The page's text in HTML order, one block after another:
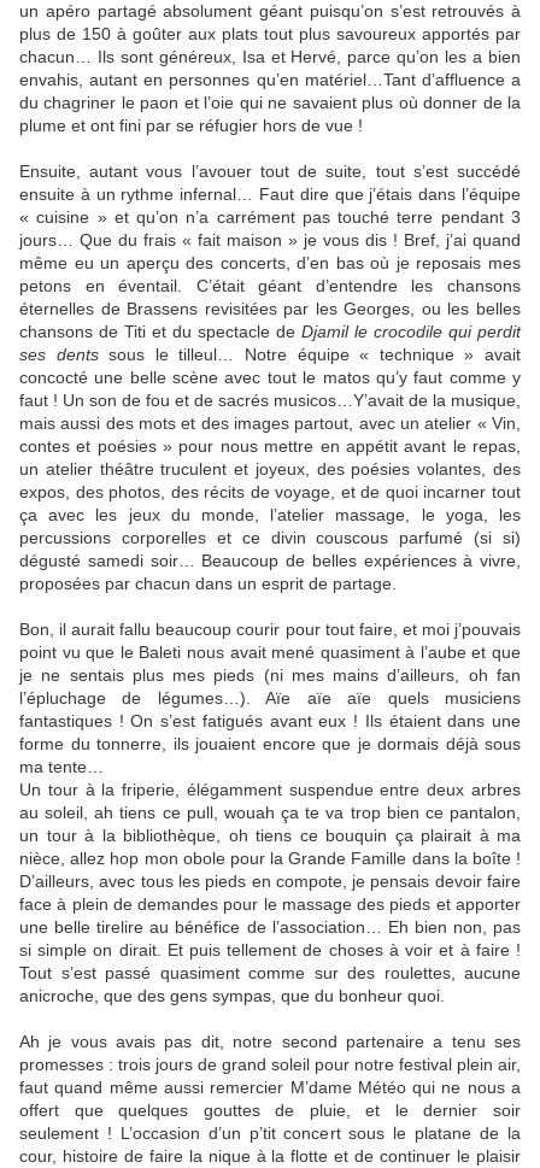
un apéro partagé absolument géant puisqu’on s’est retrouvés à
plus de 150 à goûter aux plats tout plus savoureux apportés par
chacun… Ils sont généreux, Isa et Hervé, parce qu’on les a bien
envahis, autant en personnes qu’en matériel…Tant d’affluence a
du chagriner le paon et l’oie qui ne savaient plus où donner de la
plume et ont fini par se réfugier hors de vue !
Ensuite, autant vous l’avouer tout de suite, tout s’est succédé
ensuite à un rythme infernal… Faut dire que j’étais dans l’équipe
« cuisine » et qu’on n’a carrément pas touché terre pendant 3
jours… Que du frais « fait maison » je vous dis ! Bref, j’ai quand
même eu un aperçu des concerts, d’en bas où je reposais mes
petons en éventail. C’était géant d’entendre les chansons
éternelles de Brassens revisitées par les Georges, ou les belles
chansons de Titi et du spectacle de Djamil le crocodile qui perdit
ses dentssous le tilleul… Notre équipe « technique » avait
concocté une belle scène avec tout le matos qu’y faut comme y
faut ! Un son de fou et de sacrés musicos…Y’avait de la musique,
mais aussi des mots et des images partout, avec un atelier « Vin,
contes et poésies » pour nous mettre en appétit avant le repas,
un atelier théâtre truculent et joyeux, des poésies volantes, des
expos, des photos, des récits de voyage, et de quoi incarner tout
ça avec les jeux du monde, l’atelier massage, le yoga, les
percussions corporelles et ce divin couscous parfumé (si si)
dégusté samedi soir… Beaucoup de belles expériences à vivre,
proposées par chacun dans un esprit de partage.
Bon, il aurait fallu beaucoup courir pour tout faire, et moi j’pouvais
point vu que le Baleti nous avait mené quasiment à l’aube et que
je ne sentais plus mes pieds (ni mes mains d’ailleurs, oh fan
l’épluchage de légumes…). Aïe aïe aïe quels musiciens
fantastiques ! On s’est fatigués avant eux ! Ils étaient dans une
forme du tonnerre, ils jouaient encore que je dormais déjà sous
ma tente…
Un tour à la friperie, élégamment suspendue entre deux arbres
au soleil, ah tiens ce pull, wouah ça te va trop bien ce pantalon,
un tour à la bibliothèque, oh tiens ce bouquin ça plairait à ma
nièce, allez hop mon obole pour la Grande Famille dans la boîte !
D’ailleurs, avec tous les pieds en compote, je pensais devoir faire
face à plein de demandes pour le massage des pieds et apporter
une belle tirelire au bénéfice de l’association… Eh bien non, pas
si simple on dirait. Et puis tellement de choses à voir et à faire !
Tout s’est passé quasiment comme sur des roulettes, aucune
anicroche, que des gens sympas, que du bonheur quoi.
Ah je vous avais pas dit, notre second partenaire a tenu ses
promesses : trois jours de grand soleil pour notre festival plein air,
faut quand même aussi remercier M’dame Météo qui ne nous a
offert que quelques gouttes de pluie, et le dernier soir
seulement ! L’occasion d’un p’tit concert sous le platane de la
cour, histoire de faire la nique à la flotte et de continuer le plaisir